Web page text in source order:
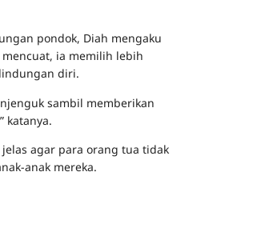
pondok, Diah mengaku
ia memilih lebih
diri.
sambil memberikan
katanya.
agar para orang tua tidak
anak mereka.